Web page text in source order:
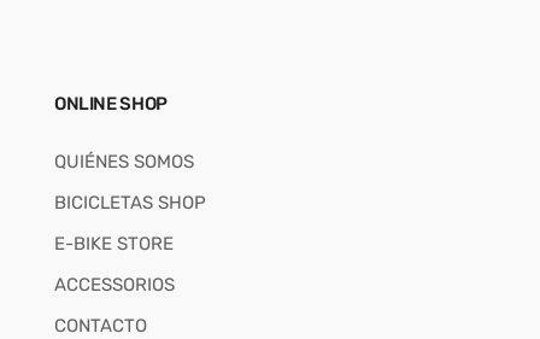
ONLINE SHOP
QUIÉNES SOMOS
BICICLETAS SHOP
E-BIKE STORE
ACCESSORIOS
CONTACTO